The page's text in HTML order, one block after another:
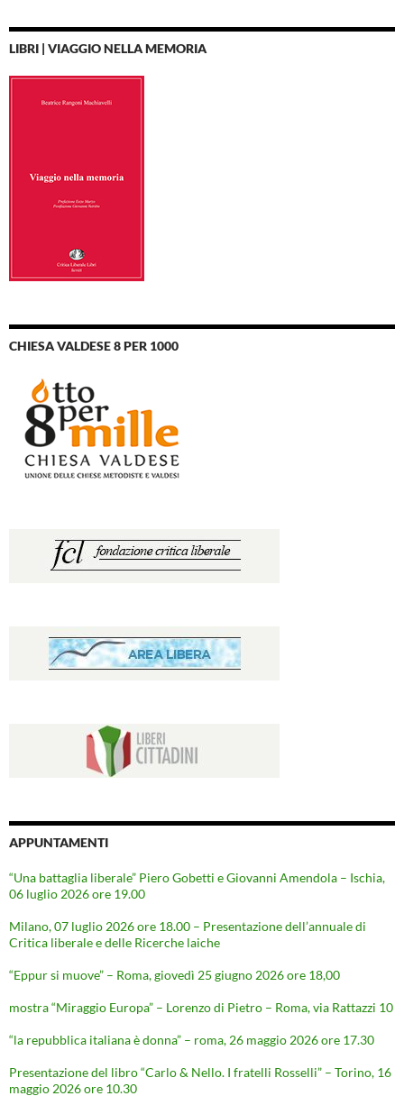
LIBRI | VIAGGIO NELLA MEMORIA
CHIESA VALDESE 8 PER 1000
APPUNTAMENTI
“Una battaglia liberale” Piero Gobetti e Giovanni Amendola – Ischia,
06 luglio 2026 ore 19.00
Milano, 07 luglio 2026 ore 18.00 – Presentazione dell’annuale di
Critica liberale e delle Ricerche laiche
“Eppur si muove” – Roma, giovedì 25 giugno 2026 ore 18,00
mostra “Miraggio Europa” – Lorenzo di Pietro – Roma, via Rattazzi 10
“la repubblica italiana è donna” – roma, 26 maggio 2026 ore 17.30
Presentazione del libro “Carlo & Nello. I fratelli Rosselli” – Torino, 16
maggio 2026 ore 10.30